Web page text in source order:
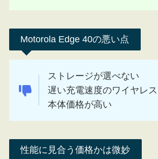
Motorola Edge 40の悪い点
ストレージが選べない
遅い充電速度のワイヤレ
本体価格が高い
性能に見合う価格かは微妙